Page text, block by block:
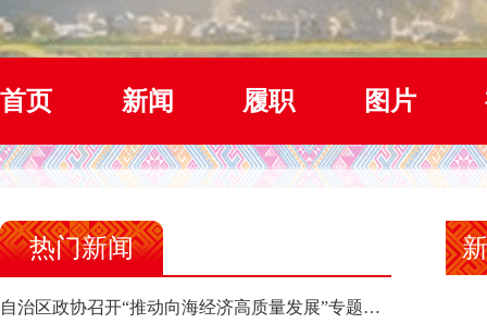
首页 新闻 履职 图片
热门新闻
自治区政协召开“推动向海经济高质量发展”专题调研座谈会 钱学明出席并讲话